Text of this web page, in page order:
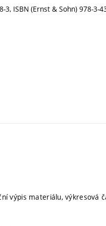
3, ISBN (Ernst & Sohn) 978-3-
výpis materiálu, výkresová